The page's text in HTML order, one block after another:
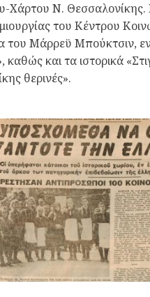
Χάρτου Ν.
του Κέντρου
του Μάρρεϋ Μπούκτσιν,
και τα ιστορικά
θερινές».